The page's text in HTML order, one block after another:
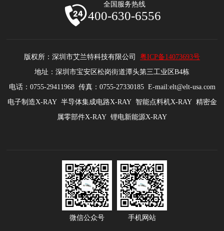
全国服务热线
400-630-6556
版权所：深圳市艾兰特科技有限公司 粤ICP备14073693号
地址：深圳市宝安区松岗街道潭头第三工业区B4栋
电话：0755-29411968 传真：0755-27330185 E-mail:elt@elt-usa.com
电子制造X-RAY 半导体集成电路X-RAY 智能点料机X-RAY 精密金
属零部件X-RAY 锂电新能源X-RAY
微信公众号 手机网站